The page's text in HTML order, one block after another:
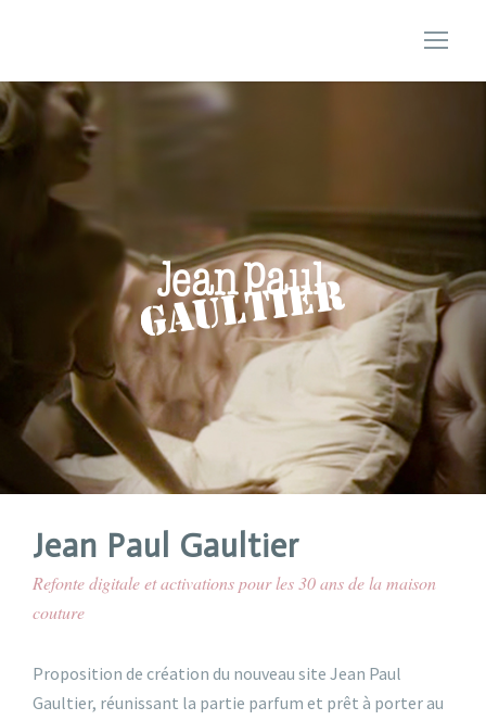
Jean Paul Gaultier
Refonte digitale et activations pour les 30 ans de la maison
couture
Proposition de création du nouveau site Jean Paul
Gaultier, réunissant la partie parfum et prêt à porter au